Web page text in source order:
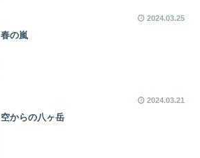
2024.03.25
春の嵐
2024.03.21
空からの八ヶ岳